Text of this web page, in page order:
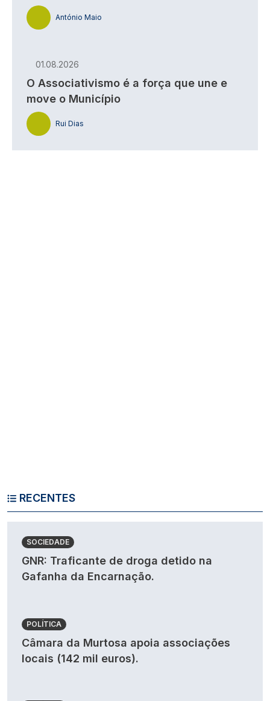
António Maio
01.08.2026
O Associativismo é a força que une e
move o Município
Rui Dias
RECENTES
SOCIEDADE
GNR: Traficante de droga detido na
Gafanha da Encarnação.
POLÍTICA
Câmara da Murtosa apoia associações
locais (142 mil euros).